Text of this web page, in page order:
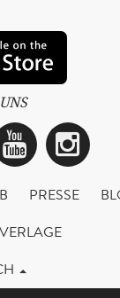
PRESSE
VERLAGE